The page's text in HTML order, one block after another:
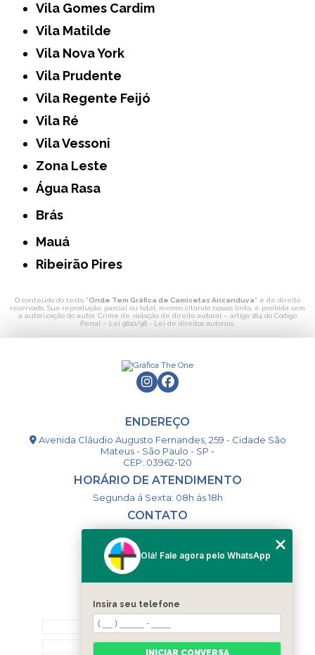
Vila Gomes Cardim
Vila Matilde
Vila Nova York
Vila Prudente
Vila Regente Feijó
Vila Ré
Vila Vessoni
Zona Leste
Água Rasa
Brás
Mauá
Ribeirão Pires
O conteúdo do texto "Onde Tem Gráfica de Camisetas Aricanduva" é de direito
reservado. Sua reprodução, parcial ou total, mesmo citando nossos links, é proibida sem
a autorização do autor. Crime de violação de direito autoral – artigo 184 do Código
Penal – Lei 9610/98 - Lei de direitos autorais
ENDEREÇO
Avenida Cláudio Augusto Fernandes, 259 - Cidade São
Mateus - São Paulo - SP -
CEP: 03962-120
HORÁRIO DE ATENDIMENTO
Segunda á Sexta: 08h ás 18h
CONTATO
(11) 98993-9556
togsm1@gmail.com
MENU
HOME
Olá! Fale agora pelo WhatsApp
Insira seu telefone
INICIAR CONVERSA